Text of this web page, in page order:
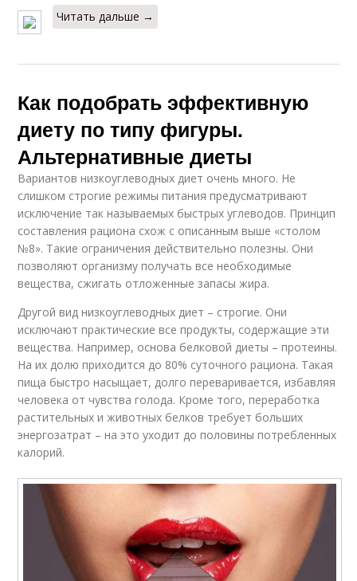
Читать дальше →
Как подобрать эффективную
диету по типу фигуры.
Альтернативные диеты
Вариантов низкоуглеводных диет очень много. Не
слишком строгие режимы питания предусматривают
исключение так называемых быстрых углеводов. Принцип
составления рациона схож с описанным выше «столом
№8». Такие ограничения действительно полезны. Они
позволяют организму получать все необходимые
вещества, сжигать отложенные запасы жира.
Другой вид низкоуглеводных диет – строгие. Они
исключают практические все продукты, содержащие эти
вещества. Например, основа белковой диеты – протеины.
На их долю приходится до 80% суточного рациона. Такая
пища быстро насыщает, долго переваривается, избавляя
человека от чувства голода. Кроме того, переработка
растительных и животных белков требует больших
энергозатрат – на это уходит до половины потребленных
калорий.